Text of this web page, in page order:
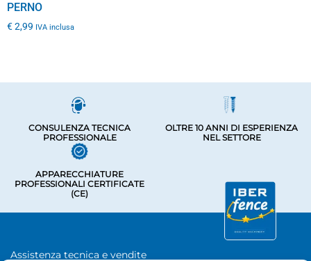
PERNO
€2,99 IVA inclusa
CONSULENZA TECNICA
PROFESSIONALE
OLTRE 10 ANNI DI ESPERIENZA
NEL SETTORE
APPARECCHIATURE
PROFESSIONALI CERTIFICATE
(CE)
Assistenza tecnica e vendite